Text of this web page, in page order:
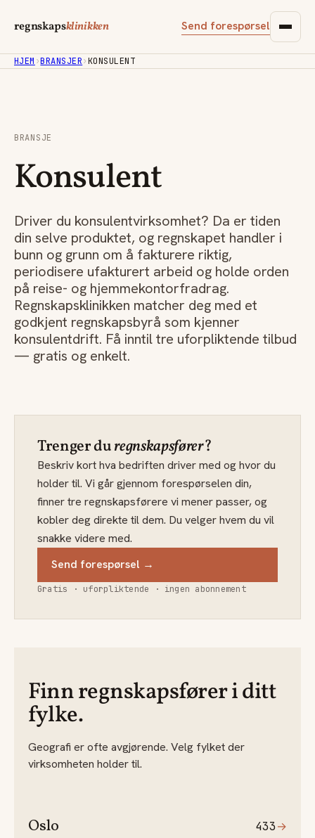
regnskapsklinikken Send forespørsel
HJEM ›BRANSJER›KONSULENT
BRANSJE
Konsulent
Driver du konsulentvirksomhet? Da er tiden
din selve produktet, og regnskapet handler i
bunn og grunn om å fakturere riktig,
periodisere ufakturert arbeid og holde orden
på reise- og hjemmekontorfradrag.
Regnskapsklinikken matcher deg med et
godkjent regnskapsbyrå som kjenner
konsulentdrift. Få inntil tre uforpliktende tilbud
— gratis og enkelt.
Trenger duregnskapsfører?
Beskriv kort hva bedriften driver med og hvor du
holder til. Vi går gjennom forespørselen din,
finner tre regnskapsførere vi mener passer, og
kobler deg direkte til dem. Du velger hvem du vil
snakke videre med.
Send forespørsel →
Gratis · uforpliktende · ingen abonnement
Finn regnskapsfører i ditt
fylke.
Geografi er ofte avgjørende. Velg fylket der
virksomheten holder til.
Oslo 433→